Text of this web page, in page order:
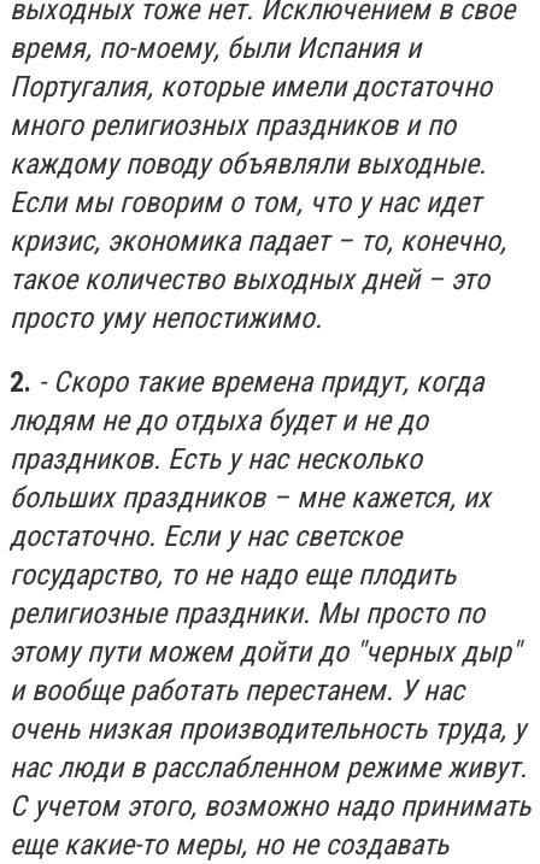
выходных тоже нет. Исключением в свое
время, по-моему, были Испания и
Португалия, которые имели достаточно
много религиозных праздников и по
каждому поводу объявляли выходные.
Если мы говорим о том, что у нас идет
кризис, экономика падает – то, конечно,
такое количество выходных дней – это
просто уму непостижимо.
2. - Скоро такие времена придут, когда
людям не до отдыха будет и не до
праздников. Есть у нас несколько
больших праздников – мне кажется, их
достаточно. Если у нас светское
государство, то не надо еще плодить
религиозные праздники. Мы просто по
этому пути можем дойти до "черных дыр"
и вообще работать перестанем. У нас
очень низкая производительность труда, у
нас люди в расслабленном режиме живут.
С учетом этого, возможно надо принимать
еще какие-то меры, но не создавать